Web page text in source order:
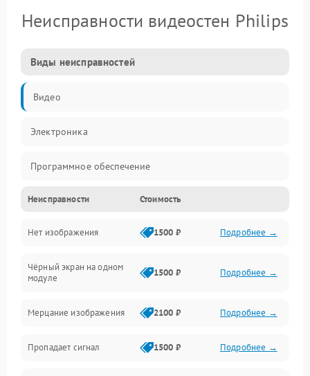
Неисправности видеостен Philips
Виды неисправностей
Видео
Электроника
Программное обеспечение
Калибровка
Электропитание
Аппаратная
Механические повреждения
Неисправности Стоимость
Нет изображения 1500 ₽ Подробнее →
Чёрный экран на одном
модуле
1500 ₽ Подробнее →
Мерцание изображения 2100 ₽ Подробнее →
Пропадает сигнал 1500 ₽ Подробнее →